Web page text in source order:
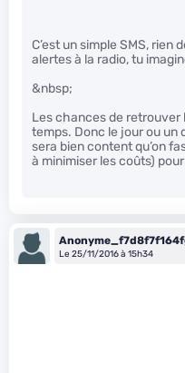
C’est un simple SMS,
alertes à la radio, tu
&nbsp;
Les chances de retrouver
temps. Donc le jour ou un
sera bien content qu’on
à minimiser les coûts)
Le 25/11/2016 à 15h34